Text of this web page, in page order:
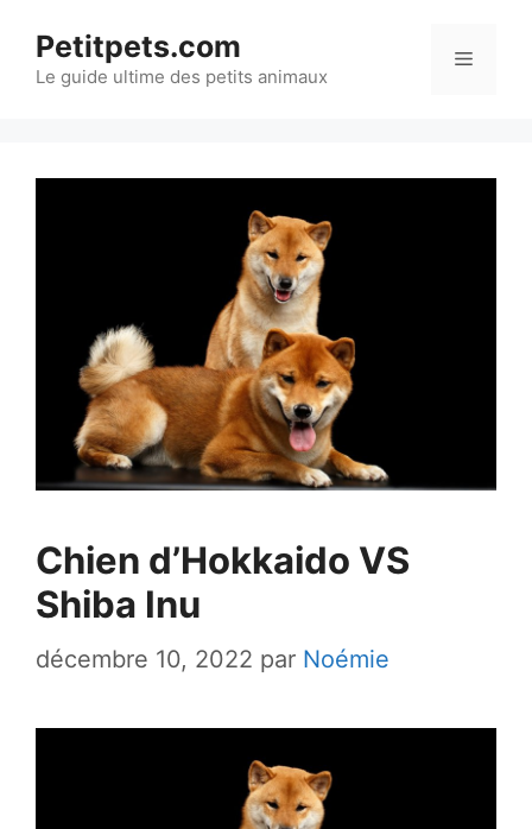
contenu
Petitpets.com
Le guide ultime des petits animaux
Menu
Chien d’Hokkaido VS
Shiba Inu
décembre 10, 2022 par Noémie